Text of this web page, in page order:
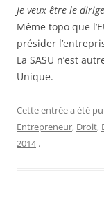
Je veux être le
Même topo que
présider
La SASU n’est
Unique.
Cette entrée a été
Entrepreneur, Droit,
2014 .